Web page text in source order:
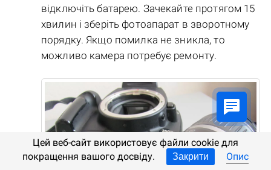
відключіть батарею. Зачекайте протягом 15
хвилин і зберіть фотоапарат в зворотному
порядку. Якщо помилка не зникла, то
можливо камера потребує ремонту.
Цей веб-сайт використовує файли cookie для
покращення вашого досвіду.
Закрити Опис